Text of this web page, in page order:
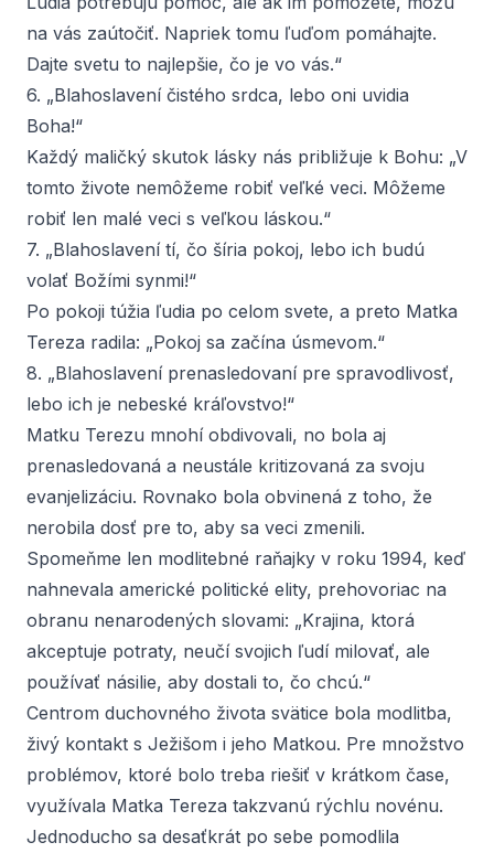
na vás zaútočiť. Napriek tomu ľuďom pomáhajte.
Dajte svetu to najlepšie, čo je vo vás.“
6. „Blahoslavení čistého srdca, lebo oni uvidia
Boha!“
Každý maličký skutok lásky nás približuje k Bohu: „V
tomto živote nemôžeme robiť veľké veci. Môžeme
robiť len malé veci s veľkou láskou.“
7. „Blahoslavení tí, čo šíria pokoj, lebo ich budú
volať Božími synmi!“
Po pokoji túžia ľudia po celom svete, a preto Matka
Tereza radila: „Pokoj sa začína úsmevom.“
8. „Blahoslavení prenasledovaní pre spravodlivosť,
lebo ich je nebeské kráľovstvo!“
Matku Terezu mnohí obdivovali, no bola aj
prenasledovaná a neustále kritizovaná za svoju
evanjelizáciu. Rovnako bola obvinená z toho, že
nerobila dosť pre to, aby sa veci zmenili.
Spomeňme len modlitebné raňajky v roku 1994, keď
nahnevala americké politické elity, prehovoriac na
obranu nenarodených slovami: „Krajina, ktorá
akceptuje potraty, neučí svojich ľudí milovať, ale
používať násilie, aby dostali to, čo chcú.“
Centrom duchovného života svätice bola modlitba,
živý kontakt s Ježišom i jeho Matkou. Pre množstvo
problémov, ktoré bolo treba riešiť v krátkom čase,
využívala Matka Tereza takzvanú rýchlu novénu.
Jednoducho sa desaťkrát po sebe pomodlila